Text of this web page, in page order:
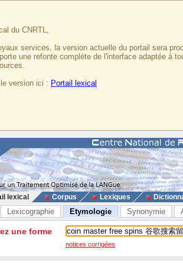
du CNRTL,
services, la version actuelle du portail sera
une refonte complète de l'interface adaptée à
version ici : Portail lexical
lexical Corpus Lexiques
Lexicographie Etymologie Synonymie
une forme
notices corrigées